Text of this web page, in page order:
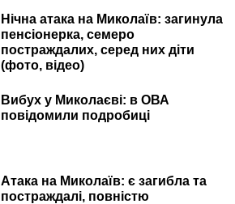
Нічна атака на Миколаїв: загинула
пенсіонерка, семеро
постраждалих, серед них діти
(фото, відео)
Вибух у Миколаєві: в ОВА
повідомили подробиці
Атака на Миколаїв: є загибла та
постраждалі, повністю